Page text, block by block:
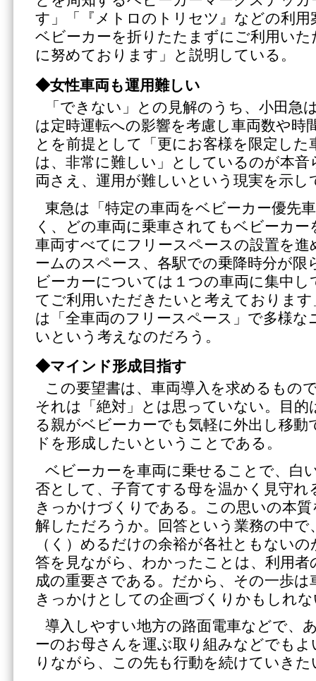
す」「『メトロのトリセツ』などの利用
ベビーカーを折りたたまずにご利用い
に努めております」と説明している。
◆女性車両も運用難しい
「できない」との見解のうち、小田急
は定時運転への影響を考慮し車両数や時
とを前提として「更にお客様を限定した
は、非常に難しい」としているのが本音
両さえ、運用が難しいという現実を示し
東急は「特定の車両をベビーカー優先
く、どの車両に乗車されてもベビーカ
車両すべてにフリースペースの設置を
ームのスペース、各駅での乗降時分が限
ビーカーについては１つの車両に集中
てご利用いただきたいと考えておりま
は「全車両のフリースペース」で多様な
いという考えなのだろう。
◆マインド形成目指す
この要望書は、車両導入を求めるもの
それは「絶対」とは思っていない。目的
る親がベビーカーでも気軽に外出し移動
ドを形成したいということである。
ベビーカーを車両に乗せることで、白
否として、子育てする母を温かく見守れ
きっかけづくりである。この思いの本
解しただろうか。回答という業務の中で
（く）めるだけの余裕が各社ともない
答を見ながら、わかったことは、利用
成の重要さである。だから、その一歩は
きっかけとしての企画づくりかもしれ
導入しやすい地方の路面電車などで、
ーのお母さんを運ぶ取り組みなどでも
りながら、この先も行動を続けていきた